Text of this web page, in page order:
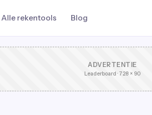
Alle rekentools Blog
ADVERTENTIE
Leaderboard · 728 × 90